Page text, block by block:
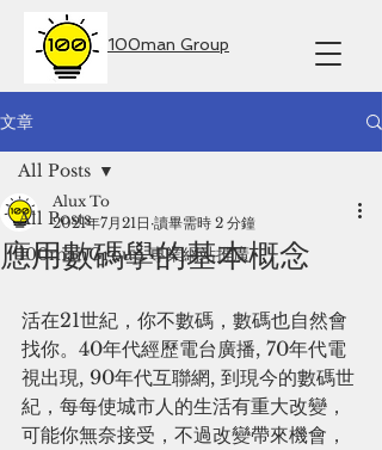
100man Group
文章
All Posts
100manGroup 專業網站推廣
All Posts
應用數碼學的基本概念
Alux To
2021年7月21日 讀畢需時 2 分鐘
活在21世紀，你不數碼，數碼也自然會
找你。40年代經歷電台廣播, 70年代電
視出現, 90年代互聯網, 到現今的數碼世
紀，每每使城市人的生活有重大改變，
可能你無奈接受，不過改變帶來機會，